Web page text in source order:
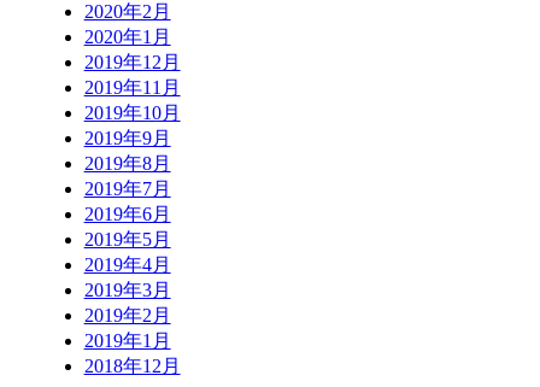
2020年2月
2020年1月
2019年12月
2019年11月
2019年10月
2019年9月
2019年8月
2019年7月
2019年6月
2019年5月
2019年4月
2019年3月
2019年2月
2019年1月
2018年12月